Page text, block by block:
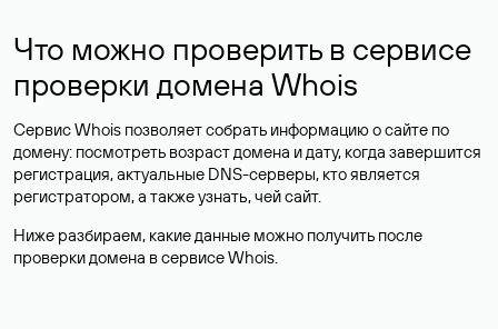
Что можно проверить в сервисе
проверки домена Whois
Сервис Whois позволяет собрать информацию о сайте по
домену: посмотреть возраст домена и дату, когда завершится
регистрация, актуальные DNS-серверы, кто является
регистратором, а также узнать, чей сайт.
Ниже разбираем, какие данные можно получить после
проверки домена в сервисе Whois.